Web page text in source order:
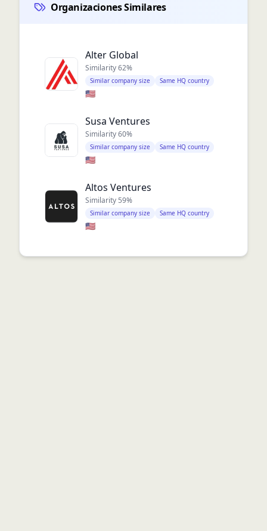
Organizaciones Similares
Alter Global
Similarity62%
Similar company size Same HQ country
🇺🇸
Susa Ventures
Similarity60%
Similar company size Same HQ country
🇺🇸
Altos Ventures
Similarity 59%
Similar company size Same HQ country
🇺🇸